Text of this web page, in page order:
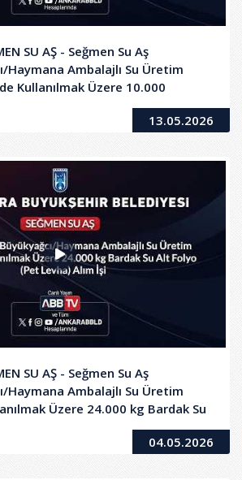
SU AŞ - Seğmen Su Aş
Haymana Ambalajlı Su Üretim
Kullanılmak Üzere 10.000
52micron Shrink, 10.000 Kilogram
Shrink Ve 10.000 Kilogram
13.05.2026
SU AŞ - Seğmen Su Aş
Haymana Ambalajlı Su Üretim
Üzere 24.000 kg Bardak Su
(Pet Levha) Alım İşi
04.05.2026